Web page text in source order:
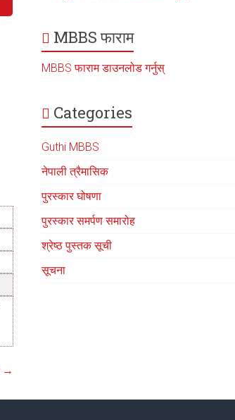
→
MBBS फाराम
MBBS फाराम डाउनलोड गर्नुस्
Categories
Guthi MBBS
नेपाली त्रैमासिक
पुरस्कार घोषणा
पुरस्कार समर्पण समारोह
श्रेष्ठ पुस्तक सूची
सूचना